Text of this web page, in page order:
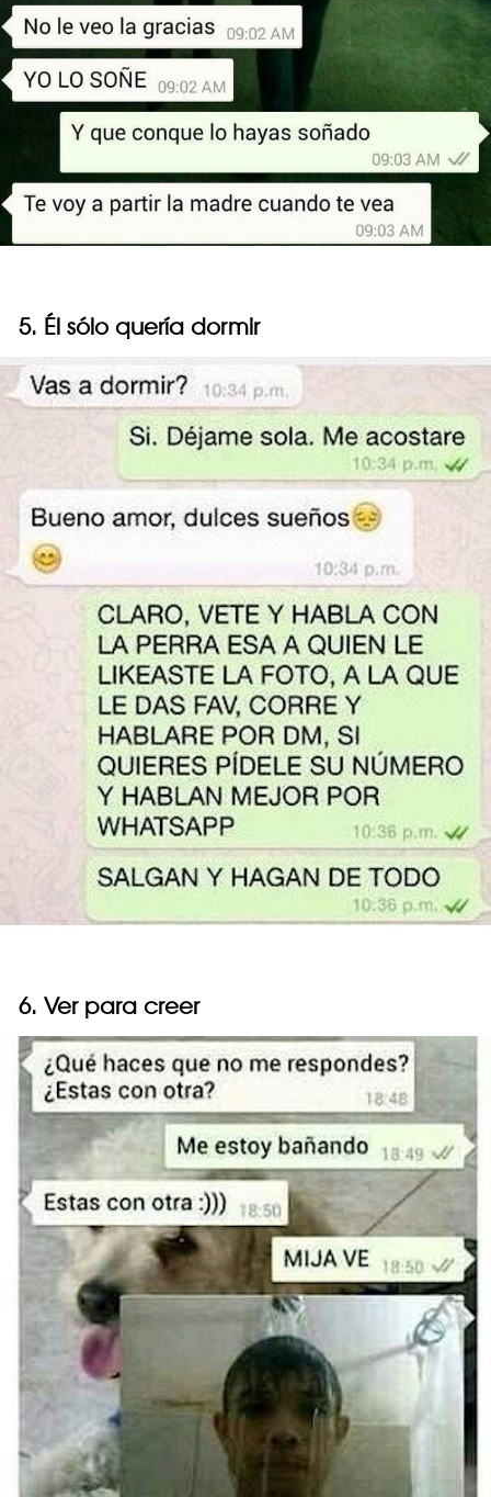
5. Él sólo quería dormir
6. Ver para creer